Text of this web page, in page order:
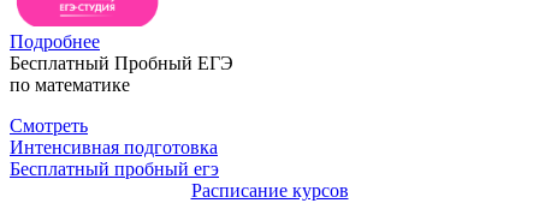
Подробнее
Бесплатный Пробный ЕГЭ
по математике
Смотреть
Интенсивная подготовка
Бесплатный пробный егэ
Расписание курсов